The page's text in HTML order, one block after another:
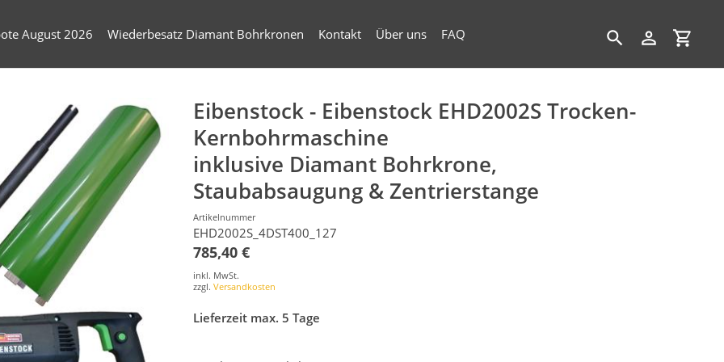
August 2026 Wiederbesatz Diamant Bohrkronen Kontakt Über uns FAQ
SuchenEinloggen
Eibenstock - Eibenstock EHD2002S Trocken-
Kernbohrmaschine
inklusive Diamant Bohrkrone,
Staubabsaugung & Zentrierstange
Artikelnummer
EHD2002S_4DST400_127
785,40 €
inkl. MwSt.
zzgl. Versandkosten
Lieferzeit max. 5 Tage